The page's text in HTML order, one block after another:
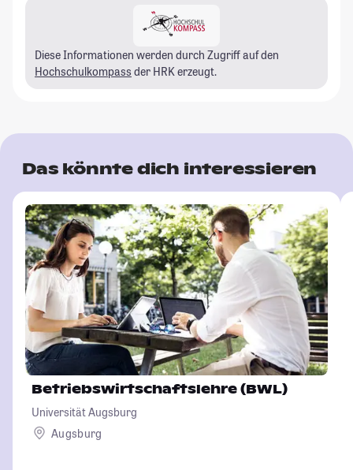
Diese Informationen werden durch Zugriff auf den
Hochschulkompass der HRK erzeugt.
Das könnte dich interessieren
Betriebswirtschaftslehre (BWL)
Universität Augsburg
Augsburg